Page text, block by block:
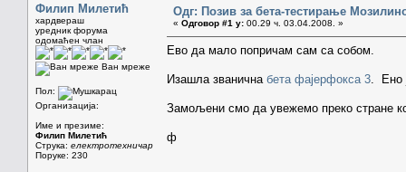
Филип Милетић
хардвераш
уредник форума
одомаћен члан
Ван мреже
Пол:
Организација:
Име и презиме:
Филип Милетић
Струка: електротехничар
Поруке: 230
Одг: Позив за бета-тестирање
« Одговор #1 у: 00.29 ч. 03.04.2008. »
Ево да мало попричам сам са собом.
Изашла званична бета фајерфокса 3 . Ено
Замољени смо да увежемо преко стране
ф